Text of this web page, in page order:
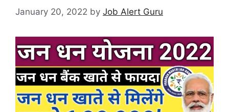
January 20, 2022 by Job Alert Guru